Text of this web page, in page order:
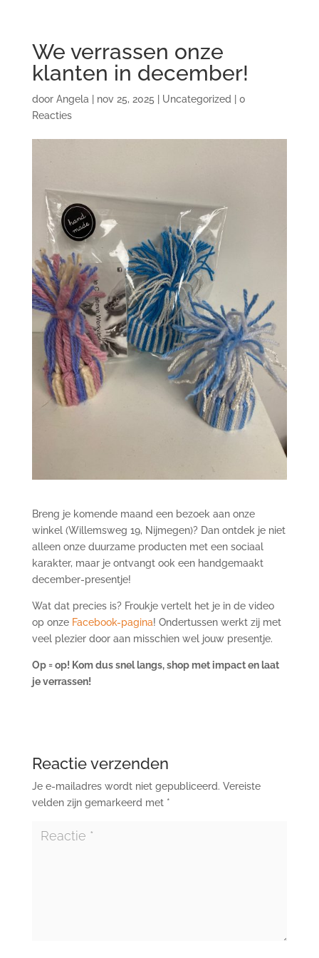
We verrassen onze
klanten in december!
door Angela nov 25, 2025 Uncategorized
0
Reacties
Breng je komende maand een bezoek aan onze
winkel (Willemsweg 19, Nijmegen)? Dan ontdek je niet
alleen onze duurzame producten met een sociaal
karakter, maar je ontvangt ook een handgemaakt
december-presentje!
Wat dat precies is? Froukje vertelt het je in de video
op onze Facebook-pagina! Ondertussen werkt zij met
veel plezier door aan misschien wel jouw presentje.
Op = op! Kom dus snel langs, shop met impact en laat
je verrassen!
Reactie verzenden
Je e-mailadres wordt niet gepubliceerd. Vereiste
velden zijn gemarkeerd met *